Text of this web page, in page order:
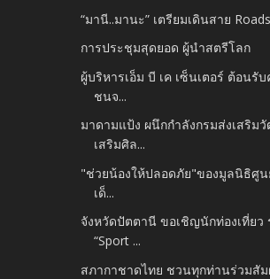
“มานี..มานะ” เตรียมเดินสาย
การประชุมสุดยอด ผู้นำสตรีโลก
ผู้บริหารเอ็ม บี เค เซ็นเตอร์ ต้อนรั
ชนจ...
มาดามแป้ง ผนึกกำลังกรมส่งเสริม
เสริมศิล...
"ช่วยน้องให้ปลอดภัย"ของมูลนิธิศู
เด็...
จังหวัดปัตตานี ขอเชิญนักท่องเที่ยว
“Sport ...
สภากาชาดไทย ชวนทุกท่านร่วมสั